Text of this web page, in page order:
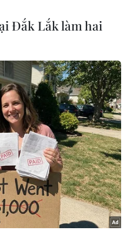
Mỹ-Nga dưới
Biden
những dấu hiệu đầy triển
tác an ninh Mỹ-Nga dưới
vẫn mịt mù bởi thiếu các
Đắk Lắk làm hai